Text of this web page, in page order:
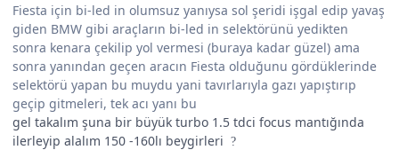
Fiesta için bi-led in olumsuz yanıysa sol şeridi işgal edip yavaş
giden BMW gibi araçların bi-led in selektörünü yedikten
sonra kenara çekilip yol vermesi (buraya kadar güzel) ama
sonra yanından geçen aracın Fiesta olduğunu gördüklerinde
selektörü yapan bu muydu yani tavırlarıyla gazı yapıştırıp
geçip gitmeleri, tek acı yanı bu
gel takalım şuna bir büyük turbo 1.5 tdci focus mantığında
ilerleyip alalım 150 -160lı beygirleri ?